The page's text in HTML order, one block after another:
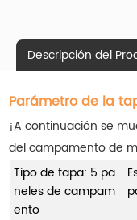
Descripción del
Parámetro de la
¡A continuación se
del campamento de
Tipo de tapa: 5 pa
neles de campam
ento